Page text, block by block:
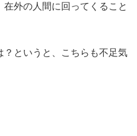
外の人間に回ってくること
というと、こちらも不足気